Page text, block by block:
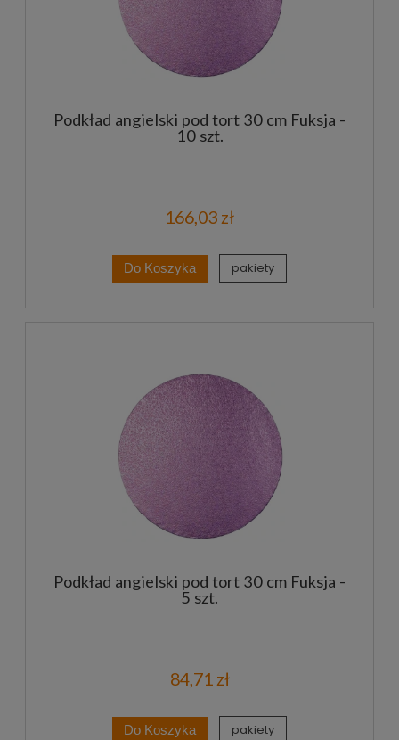
Podkład angielski pod tort 30 cm Fuksja -
10 szt.
166,03 zł
Do Koszyka pakiety
Podkład angielski pod tort 30 cm Fuksja -
5 szt.
84,71 zł
Do Koszyka pakiety